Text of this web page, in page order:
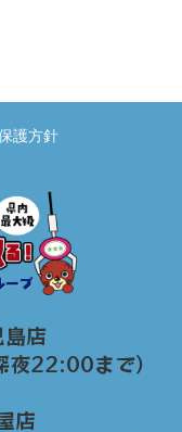
護方針
店
22:00まで）
店